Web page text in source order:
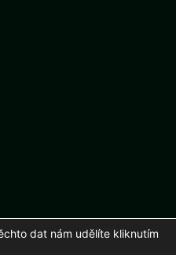
a správamartinuhlir.com
dat nám udělíte kliknutím